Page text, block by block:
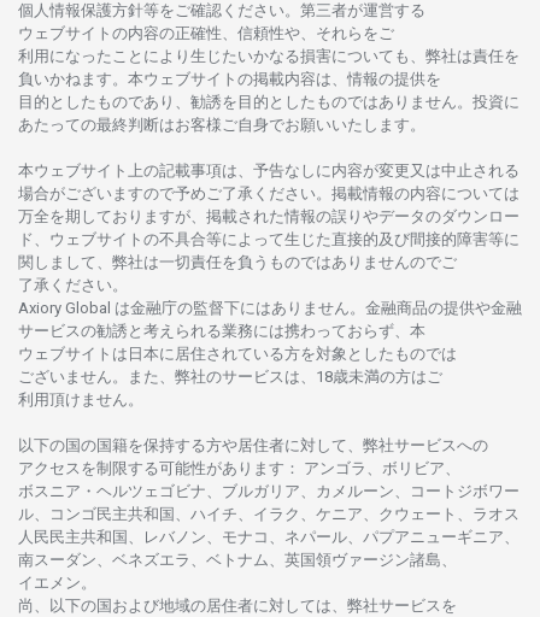
個人情報保護方針等をご確認ください。 第三者が運営する
ウェブサイトの内容の正確性、信頼性や、それらをご
利用になったことにより 生じたいかなる損害についても、 弊社は責任を
負いかねます。 本ウェブサイトの掲載内容は、 情報の提供を
目的としたものであり、 勧誘を 目的としたものではありません。 投資に
あたっての最終判断はお客様ご自身でお願いいたします。
本ウェブサイト 上の記載事項は、 予告なしに内容が変更又は中止さ れる
場合がございますので予めご了承ください。 掲載情報の内容については
万全を期しておりますが、 掲載さ れた情報の誤りやデータのダウンロー
ド、 ウェブサイトの不具合等によって生じた 直接的及び間接的障害等に
関し まして、 弊社は一切責任を負うものではありませんのでご
了承ください。
Axiory Global は金融庁の監督下にはありません。 金融商品の提供や金融
サービスの勧誘と 考えられる業務には携わっておらず、 本
ウェブサイトは 日本に居住さ れている方を対象としたものでは
ございません。
また、 弊社のサービスは、18歳未満の方はご
利用頂けません。
以下の国の国籍を保持する方や居住者に対して、 弊社サービスへの
アクセスを制限する可能性があります ： アンゴラ、ボリビア、
ボスニア ・ ヘルツェゴビナ、ブルガリア、カメルーン、コートジボワー
ル、
コンゴ民主共和国、ハイチ、イラク、ケニア、クウェート、 ラオス
人民民主共和国、レバノン、モナコ、ネパール、パプアニューギニア、
南スーダン、ベネズエラ、ベトナム、 英国領ヴァージン諸島、
イエメン。
尚、
以下の国および地域の居住者に対しては、 弊社サービスを